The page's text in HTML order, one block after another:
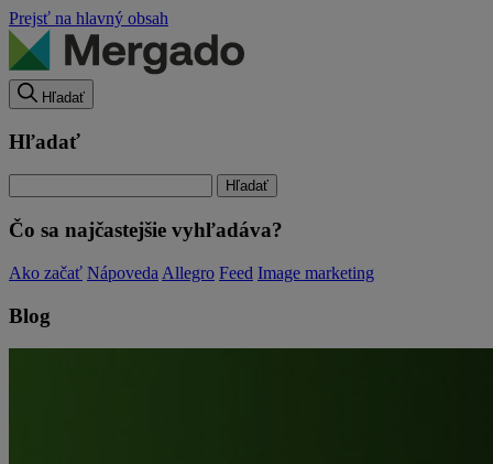
Prejsť na hlavný obsah
Hľadať
Hľadať
Čo sa najčastejšie vyhľadáva?
Ako začať Nápoveda Allegro Feed Image marketing
Blog